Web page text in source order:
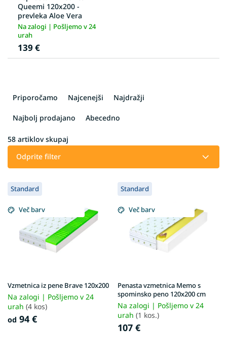
Queemi 120x200 -
prevleka Aloe Vera
Na zalogi | Pošljemo v 24
urah
139 €
š
j
e
i
v
Priporočamo Najcenejši Najdražji
Najbolj prodajano Abecedno
58 artiklov skupaj
Odprite filter
L
i
s
t
d
u
c
t
Standard
Več barv
Vzmetnica iz pene Brave 120x200
Na zalogi | Pošljemo v 24
urah (4 kos)
od 94 €
Standard
Več barv
Penasta vzmetnica Memo s
spominsko peno 120x200 cm
Na zalogi | Pošljemo v 24
urah (1 kos.)
107 €